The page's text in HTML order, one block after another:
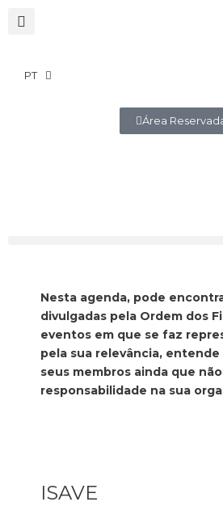
PT
Área
Nesta agenda, pode
divulgadas pela Ordem dos
eventos em que se faz
pela sua relevância, entende
seus membros ainda que
responsabilidade na sua
ISAVE